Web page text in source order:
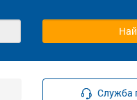
Служба